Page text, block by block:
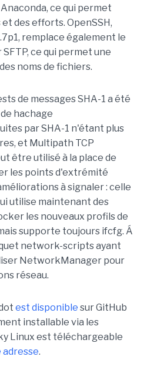
ce qui permet
des efforts. OpenSSH,
remplace également le
ce qui permet une
noms de fichiers.
de messages SHA-1 a été
hachage
par SHA-1 n'étant plus
et Multipath TCP
être utilisé à la place de
les points d'extrémité
à signaler : celle
utilise maintenant des
les nouveaux profils de
supporte toujours ifcfg. Á
network-scripts ayant
NetworkManager pour
réseau.
est disponible sur GitHub
installable via les
Linux est téléchargeable
.